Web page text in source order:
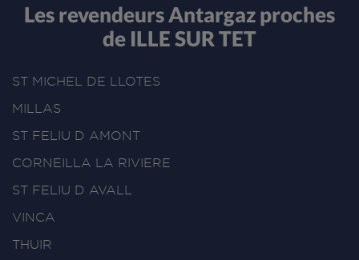
Les revendeurs Antargaz proches
de ILLE SUR TET
ST MICHEL DE LLOTES
MILLAS
ST FELIU D AMONT
CORNEILLA LA RIVIERE
ST FELIU D AVALL
VINCA
THUIR